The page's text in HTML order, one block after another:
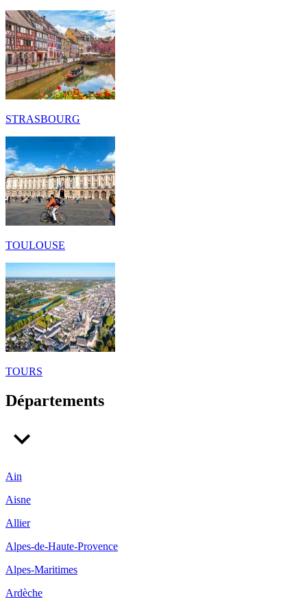
STRASBOURG
TOULOUSE
TOURS
Départements
Ain
Aisne
Allier
Alpes-de-Haute-Provence
Alpes-Maritimes
Ardèche